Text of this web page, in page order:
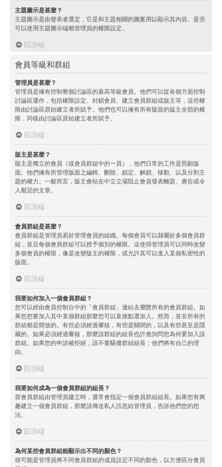
主題圖示是甚麼？
主題圖示是由發表者選定，它是和主題相關的圖案用以顯示其內容。是否
可以使用主題圖示端賴管理員的權限設定。
回頂端
會員等級和群組
管理員是甚麼？
管理員是擁有控制整個討論區的最高等級會員。他們可以從各個方面控制
討論區運作，包括權限設定、封鎖會員、建立會員群組或版主等，這些權
限由討論區原始建立者所賦予。他們也可以擁有所有版面的版主全部的權
限，同樣由討論區原始建立者所賦予。
回頂端
版主是甚麼？
版主是獨立的會員（或會員群組中的一員），他們日常的工作是照顧版
面。他們擁有所管理版面之編輯、刪除、鎖定、解鎖、移動、以及分割主
題的權力。一般而言，版主會站在中立立場阻止會員發表離題、廣告或令
人厭惡的文章。
回頂端
會員群組是甚麼？
會員群組是管理員易於管理會員的組織。每個會員可以隸屬於多個會員群
組，並且每個會員群組可以授予個別的權限。這使得管理員可以同時改變
多個會員的權限，像是改變版主的權限，或允許其可以進入某個私密性的
版面。
回頂端
我要如何加入一個會員群組？
您可以經由會員控制台中的「會員群組」連結去瀏覽所有的會員群組。如
果您想要加入其中某個群組那麼您可以直接點選加入。然而，並非所有的
群組都是開放的。有些必須經過審核，有些是關閉的，以及有些甚至是隱
藏的。如果必須經過審核，那麼該群組的組長也許會詢問您為何要加入該
群組。如果您的申請被拒絕，請不要騷擾群組組長；他們將有自己的理
由。
回頂端
我要如何成為一個會員群組的組長？
當會員群組由管理員建立時，通常會指定一個會員群組組長。如果您有興
趣建立一個會員群組，那麼請傳送私人訊息給管理員，告訴他們您的想
法。
回頂端
為何某些會員群組能顯示出不同的顏色？
很可能是管理員將不同會員群組的成員設定不同的顏色，以方便區分會員